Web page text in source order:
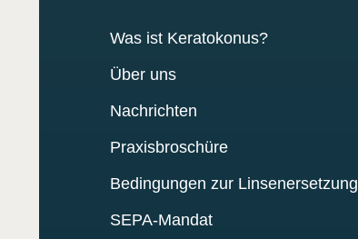
Was ist Keratokonus?
Über uns
Nachrichten
Praxisbroschüre
Bedingungen zur Linsenersetzung
SEPA-Mandat